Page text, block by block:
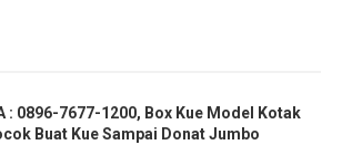
: 0896-7677-1200, Box Kue Model Kotak
Buat Kue Sampai Donat Jumbo